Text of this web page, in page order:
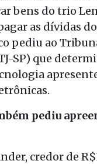
bens do trio
as dívidas
pediu ao
SP) que
pediu
credor de